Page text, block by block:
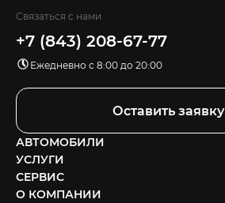
Связаться с нами
+7 (843) 208-67-77
Ежедневно с 8:00 до 20:00
Оставить заявку
АВТОМОБИЛИ
УСЛУГИ
СЕРВИС
О КОМПАНИИ